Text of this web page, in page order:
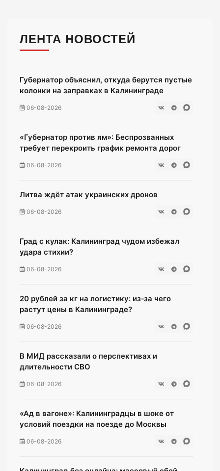
ЛЕНТА НОВОСТЕЙ
Губернатор объяснил, откуда берутся пустые
колонки на заправках в Калининграде
06-08-2026
«Губернатор против ям»: Беспрозванных
требует перекроить график ремонта дорог
06-08-2026
Литва ждёт атак украинских дронов
06-08-2026
Град с кулак: Калининград чудом избежал
удара стихии?
06-08-2026
20 рублей за кг на логистику: из‑за чего
растут цены в Калининграде?
06-08-2026
В МИД рассказали о перспективах и
длительности СВО
06-08-2026
«Ад в вагоне»: Калининградцы в шоке от
условий поездки на поезде до Москвы
06-08-2026